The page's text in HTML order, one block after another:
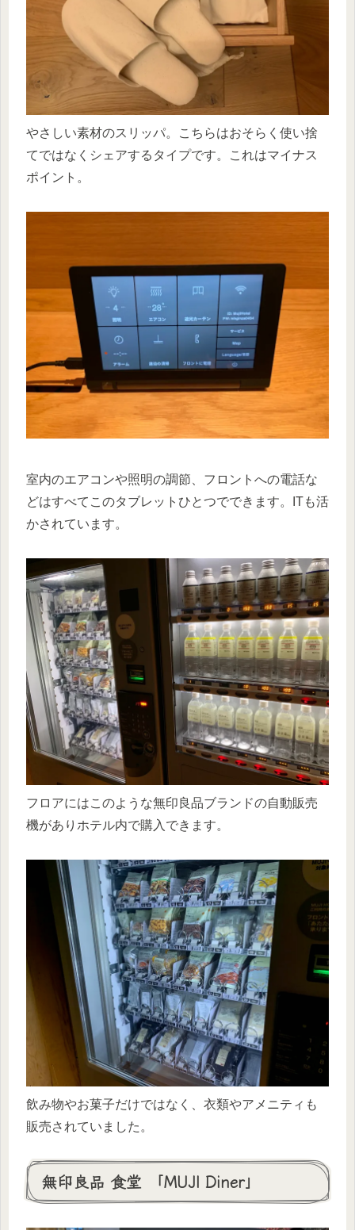
やさしい素材のスリッパ。こちらはおそらく使い捨
てではなくシェアするタイプです。これはマイナス
ポイント。
室内のエアコンや照明の調節、フロントへの電話な
どはすべてこのタブレットひとつでできます。ITも活
かされています。
フロアにはこのような無印良品ブランドの自動販売
機がありホテル内で購入できます。
飲み物やお菓子だけではなく、衣類やアメニティも
販売されていました。
無印良品 食堂 「MUJI Diner」